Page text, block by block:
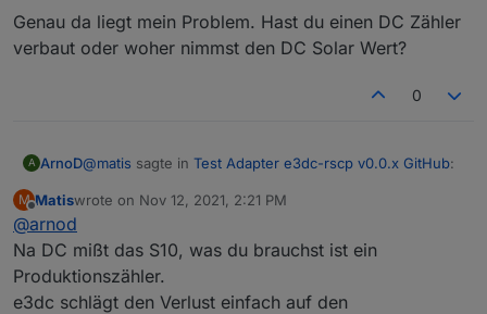
Entlade-Verluste dazukommen.
Letztendlich ist es das Verhältnis des solaren Ertrages zu
Genau da liegt mein Problem. Hast du einen DC Zähler
verbaut oder woher nimmst den DC Solar Wert?
0
A ArnoD@matis sagte in Test Adapter e3dc-rscp v0.0.x GitHub:
Ertrages zu dem was wirklich AC verwendbar ist.
Genau da liegt mein Problem. Hast du einen DC Zähler
verbaut oder woher nimmst den DC Solar Wert?
M
Offline
Matiswrote on Nov 12, 2021, 2:21 PM
last edited by
@arnod
Na DC mißt das S10, was du brauchst ist ein
Produktionszähler.
e3dc schlägt den Verlust einfach auf den